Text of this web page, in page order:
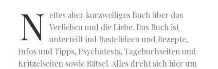
N ettes aber kurzweiliges Buch über das
Verlieben und die Liebe. Das Buch ist
unterteilt ind Bastelideen und Rezepte,
Infos und Tipps, Psychotests, Tagebuchseiten und
Kritzelseiten sowie Rätsel. Alles dreht sich hier um